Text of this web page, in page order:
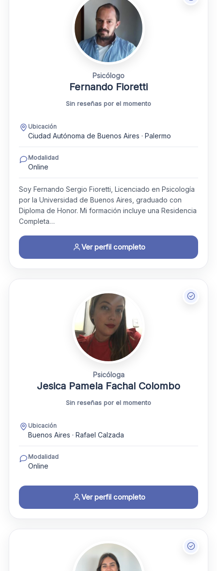
Psicólogo
Fernando Fioretti
Sin reseñas por el momento
Ubicación
Ciudad Autónoma de Buenos Aires · Palermo
Modalidad
Online
Soy Fernando Sergio Fioretti, Licenciado en Psicología
por la Universidad de Buenos Aires, graduado con
Diploma de Honor. Mi formación incluye una Residencia
Completa…
Ver perfil completo
Psicóloga
Jesica Pamela Fachal Colombo
Sin reseñas por el momento
Ubicación
Buenos Aires · Rafael Calzada
Modalidad
Online
Ver perfil completo